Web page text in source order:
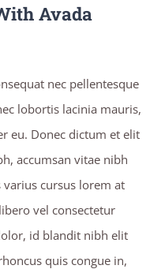
Avada
nec pellentesque
lobortis lacinia mauris,
eu. Donec dictum et elit
accumsan vitae nibh
cursus lorem at
vel consectetur
id blandit nibh elit
quis congue in,